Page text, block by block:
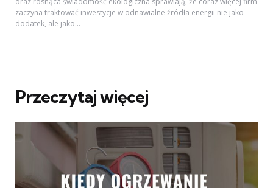
zaczyna traktować inwestycje w odnawialne źródła energii nie jako
dodatek, ale jako...
Przeczytaj więcej